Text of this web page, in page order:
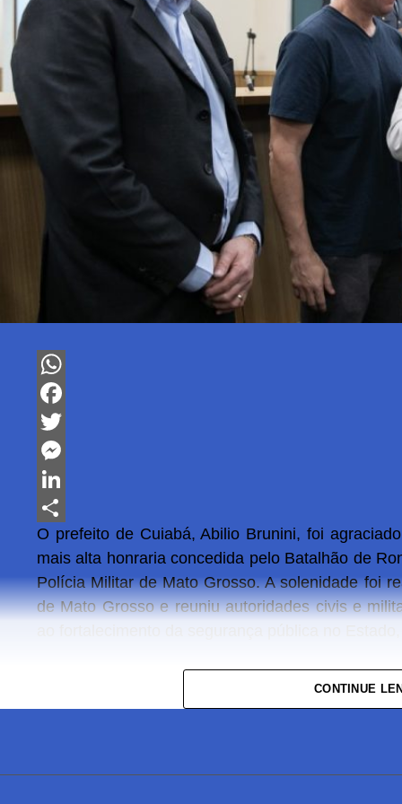
WhatsApp
Facebook
Twitter
Messenger
LinkedIn
Share
O prefeito de Cuiabá, Abilio Brunini, foi
mais alta honraria concedida pelo Batalhão de
Polícia Militar de Mato Grosso. A solenidade foi
de Mato Grosso e reuniu autoridades civis e
A honraria foi entregue pela secretária de
que anteriormente integrou a gestão municipal
Fundiária, Michelle Dreher.
CONTINUE